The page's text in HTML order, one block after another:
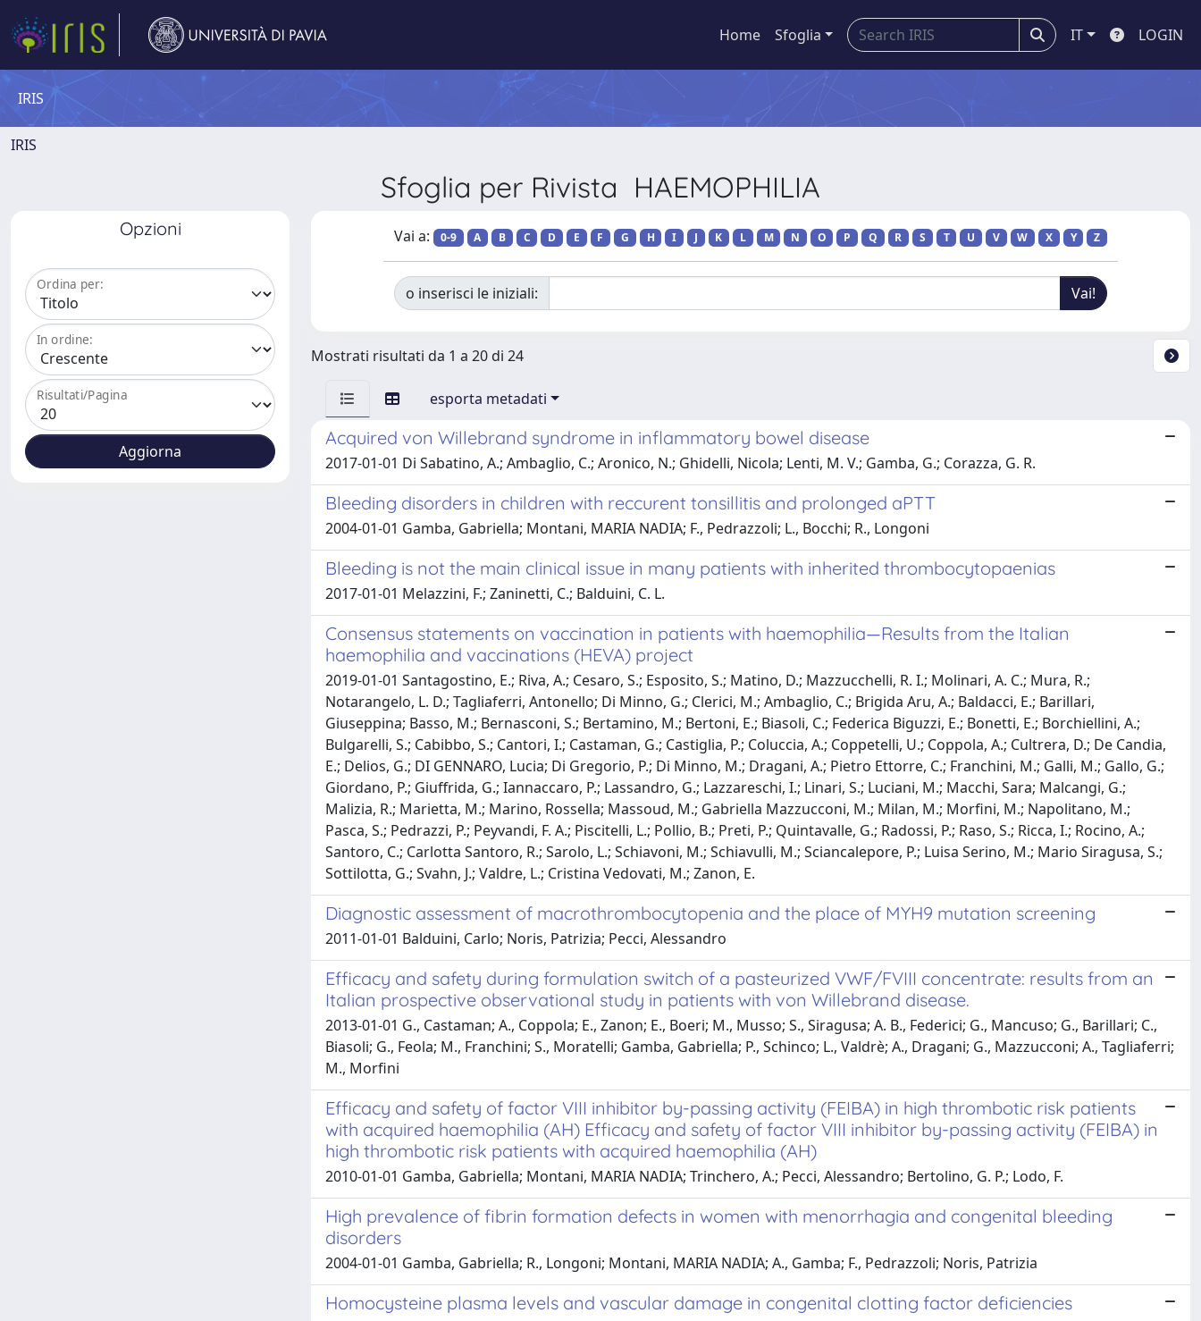
Home Sfoglia IT LOGIN
IRIS
IRIS
Sfoglia per Rivista HAEMOPHILIA
Opzioni
Ordina per:
In ordine:
Risultati/Pagina
Vai a: 0-9 A B C D E F G H I J K L M N O P Q R S T U V W X Y Z
o inserisci le iniziali:
Mostrati risultati da 1 a 20 di 24
esporta metadati
Acquired von Willebrand syndrome in inflammatory bowel disease
2017-01-01 Di Sabatino, A.; Ambaglio, C.; Aronico, N.; Ghidelli, Nicola; Lenti, M. V.; Gamba, G.; Corazza, G. R.
Bleeding disorders in children with reccurent tonsillitis and prolonged aPTT
2004-01-01 Gamba, Gabriella; Montani, MARIA NADIA; F., Pedrazzoli; L., Bocchi; R., Longoni
Bleeding is not the main clinical issue in many patients with inherited thrombocytopaenias
2017-01-01 Melazzini, F.; Zaninetti, C.; Balduini, C. L.
Consensus statements on vaccination in patients with haemophilia—Results from the Italian
haemophilia and vaccinations (HEVA) project
2019-01-01 Santagostino, E.; Riva, A.; Cesaro, S.; Esposito, S.; Matino, D.; Mazzucchelli, R. I.; Molinari, A. C.; Mura, R.;
Notarangelo, L. D.; Tagliaferri, Antonello; Di Minno, G.; Clerici, M.; Ambaglio, C.; Brigida Aru, A.; Baldacci, E.; Barillari,
Giuseppina; Basso, M.; Bernasconi, S.; Bertamino, M.; Bertoni, E.; Biasoli, C.; Federica Biguzzi, E.; Bonetti, E.; Borchiellini, A.;
Bulgarelli, S.; Cabibbo, S.; Cantori, I.; Castaman, G.; Castiglia, P.; Coluccia, A.; Coppetelli, U.; Coppola, A.; Cultrera, D.; De Candia,
E.; Delios, G.; DI GENNARO, Lucia; Di Gregorio, P.; Di Minno, M.; Dragani, A.; Pietro Ettorre, C.; Franchini, M.; Galli, M.; Gallo, G.;
Giordano, P.; Giuffrida, G.; Iannaccaro, P.; Lassandro, G.; Lazzareschi, I.; Linari, S.; Luciani, M.; Macchi, Sara; Malcangi, G.;
Malizia, R.; Marietta, M.; Marino, Rossella; Massoud, M.; Gabriella Mazzucconi, M.; Milan, M.; Morfini, M.; Napolitano, M.;
Pasca, S.; Pedrazzi, P.; Peyvandi, F. A.; Piscitelli, L.; Pollio, B.; Preti, P.; Quintavalle, G.; Radossi, P.; Raso, S.; Ricca, I.; Rocino, A.;
Santoro, C.; Carlotta Santoro, R.; Sarolo, L.; Schiavoni, M.; Schiavulli, M.; Sciancalepore, P.; Luisa Serino, M.; Mario Siragusa, S.;
Sottilotta, G.; Svahn, J.; Valdre, L.; Cristina Vedovati, M.; Zanon, E.
Diagnostic assessment of macrothrombocytopenia and the place of MYH9 mutation screening
2011-01-01 Balduini, Carlo; Noris, Patrizia; Pecci, Alessandro
Efficacy and safety during formulation switch of a pasteurized VWF/FVIII concentrate: results from an
Italian prospective observational study in patients with von Willebrand disease.
2013-01-01 G., Castaman; A., Coppola; E., Zanon; E., Boeri; M., Musso; S., Siragusa; A. B., Federici; G., Mancuso; G., Barillari; C.,
Biasoli; G., Feola; M., Franchini; S., Moratelli; Gamba, Gabriella; P., Schinco; L., Valdrè; A., Dragani; G., Mazzucconi; A., Tagliaferri;
M., Morfini
Efficacy and safety of factor VIII inhibitor by-passing activity (FEIBA) in high thrombotic risk patients
with acquired haemophilia (AH) Efficacy and safety of factor VIII inhibitor by-passing activity (FEIBA) in
high thrombotic risk patients with acquired haemophilia (AH)
2010-01-01 Gamba, Gabriella; Montani, MARIA NADIA; Trinchero, A.; Pecci, Alessandro; Bertolino, G. P.; Lodo, F.
High prevalence of fibrin formation defects in women with menorrhagia and congenital bleeding
disorders
2004-01-01 Gamba, Gabriella; R., Longoni; Montani, MARIA NADIA; A., Gamba; F., Pedrazzoli; Noris, Patrizia
Homocysteine plasma levels and vascular damage in congenital clotting factor deficiencies